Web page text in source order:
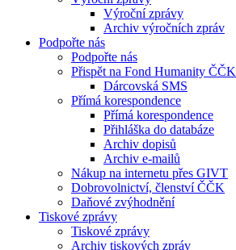
Výroční zprávy
Archiv výročních zpráv
Podpořte nás
Podpořte nás
Přispět na Fond Humanity ČČK
Dárcovská SMS
Přímá korespondence
Přímá korespondence
Přihláška do databáze
Archiv dopisů
Archiv e-mailů
Nákup na internetu přes GIVT
Dobrovolnictví, členství ČČK
Daňové zvýhodnění
Tiskové zprávy
Tiskové zprávy
Archiv tiskových zpráv